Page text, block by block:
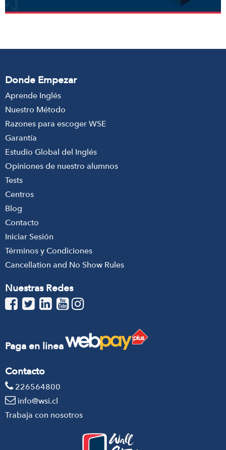
Donde Empezar
Aprende Inglés
Nuestro Método
Razones para escoger WSE
Garantía
Estudio Global del Inglés
Opiniones de nuestro alumnos
Tests
Centros
Blog
Contacto
Iniciar Sesión
Términos y Condiciones
Cancellation and No Show Rules
Nuestras Redes
Paga en linea
Contacto
226564800
info@wsi.cl
Trabaja con nosotros